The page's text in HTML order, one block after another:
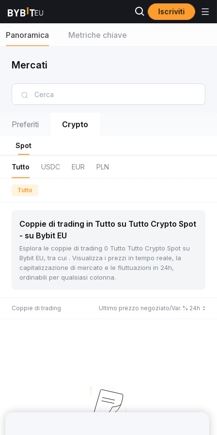
Iscriviti
Panoramica Metriche chiave
Mercati
Preferiti Crypto
Spot
Tutto USDC EUR PLN
Tutto
Coppie di trading in Tutto su Tutto Crypto Spot
- su Bybit EU
Esplora le coppie di trading 0 Tutto Tutto Crypto Spot su
Bybit EU, tra cui . Visualizza i prezzi in tempo reale, la
capitalizzazione di mercato e le fluttuazioni in 24h,
ordinabili per qualsiasi colonna.
Coppie di trading Ultimo prezzo negoziato/Var. % 24h